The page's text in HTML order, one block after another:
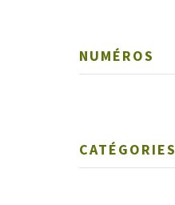
NUMÉROS
CATÉGORIES